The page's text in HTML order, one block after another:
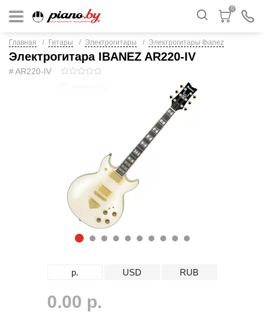
0
Главная Гитары Электрогитары Электрогитары Ibanez
Электрогитара IBANEZ AR220-IV
# AR220-IV
1 2 3 4 5 6 7 8 9
1
р. USD RUB
0.00 р.